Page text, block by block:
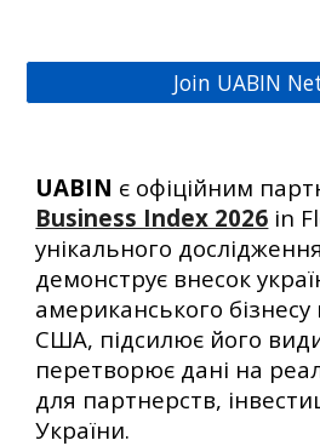
Join UABIN
UABIN є офіційним
Business Index 2026 in
унікального
демонструє внесок
американського бізнесу
США, підсилює його
перетворює дані на
для партнерств,
України.